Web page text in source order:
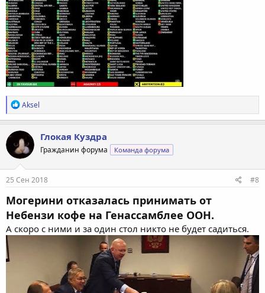
Р
е
а
к
ц
и
и
:
Aksel
Глокая Куздра
Гражданин форума Команда форума
25 Сен 2018 #8
Могерини отказалась принимать от
Небензи кофе на Генассамблее ООН.
А скоро с ними и за один стол никто не будет садиться.